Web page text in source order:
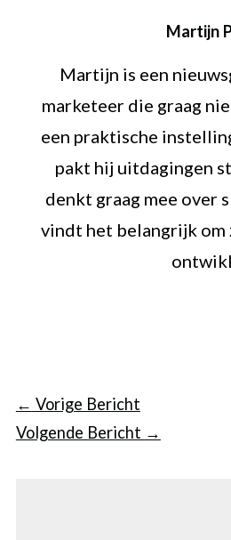
Martijn
Martijn is een
marketeer die graag
een praktische
pakt hij uitdagingen
denkt graag mee over
vindt het belangrijk
← Vorige Bericht
Volgende Bericht →